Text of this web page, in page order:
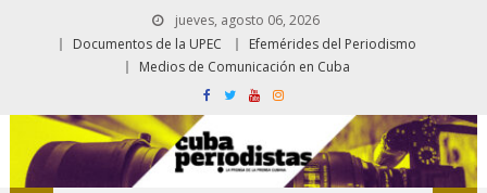
jueves, agosto 06, 2026
Documentos de la UPEC
Efemérides del Periodismo
Medios de Comunicación en Cuba